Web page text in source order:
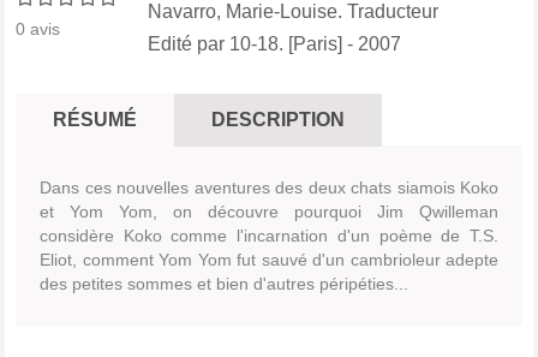
0 avis
Navarro, Marie-Louise. Traducteur
Edité par 10-18. [Paris] - 2007
RÉSUMÉ DESCRIPTION
Dans ces nouvelles aventures des deux chats siamois Koko
et Yom Yom, on découvre pourquoi Jim Qwilleman
considère Koko comme l'incarnation d'un poème de T.S.
Eliot, comment Yom Yom fut sauvé d'un cambrioleur adepte
des petites sommes et bien d'autres péripéties...